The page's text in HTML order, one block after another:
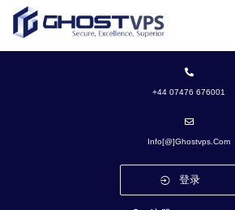
+44 07476 676001
Info[@]ghostvps.com
登录